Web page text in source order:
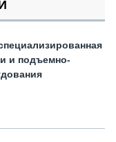
и подъемно-